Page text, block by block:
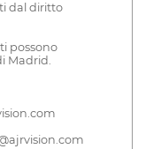
dal diritto
possono
Madrid.